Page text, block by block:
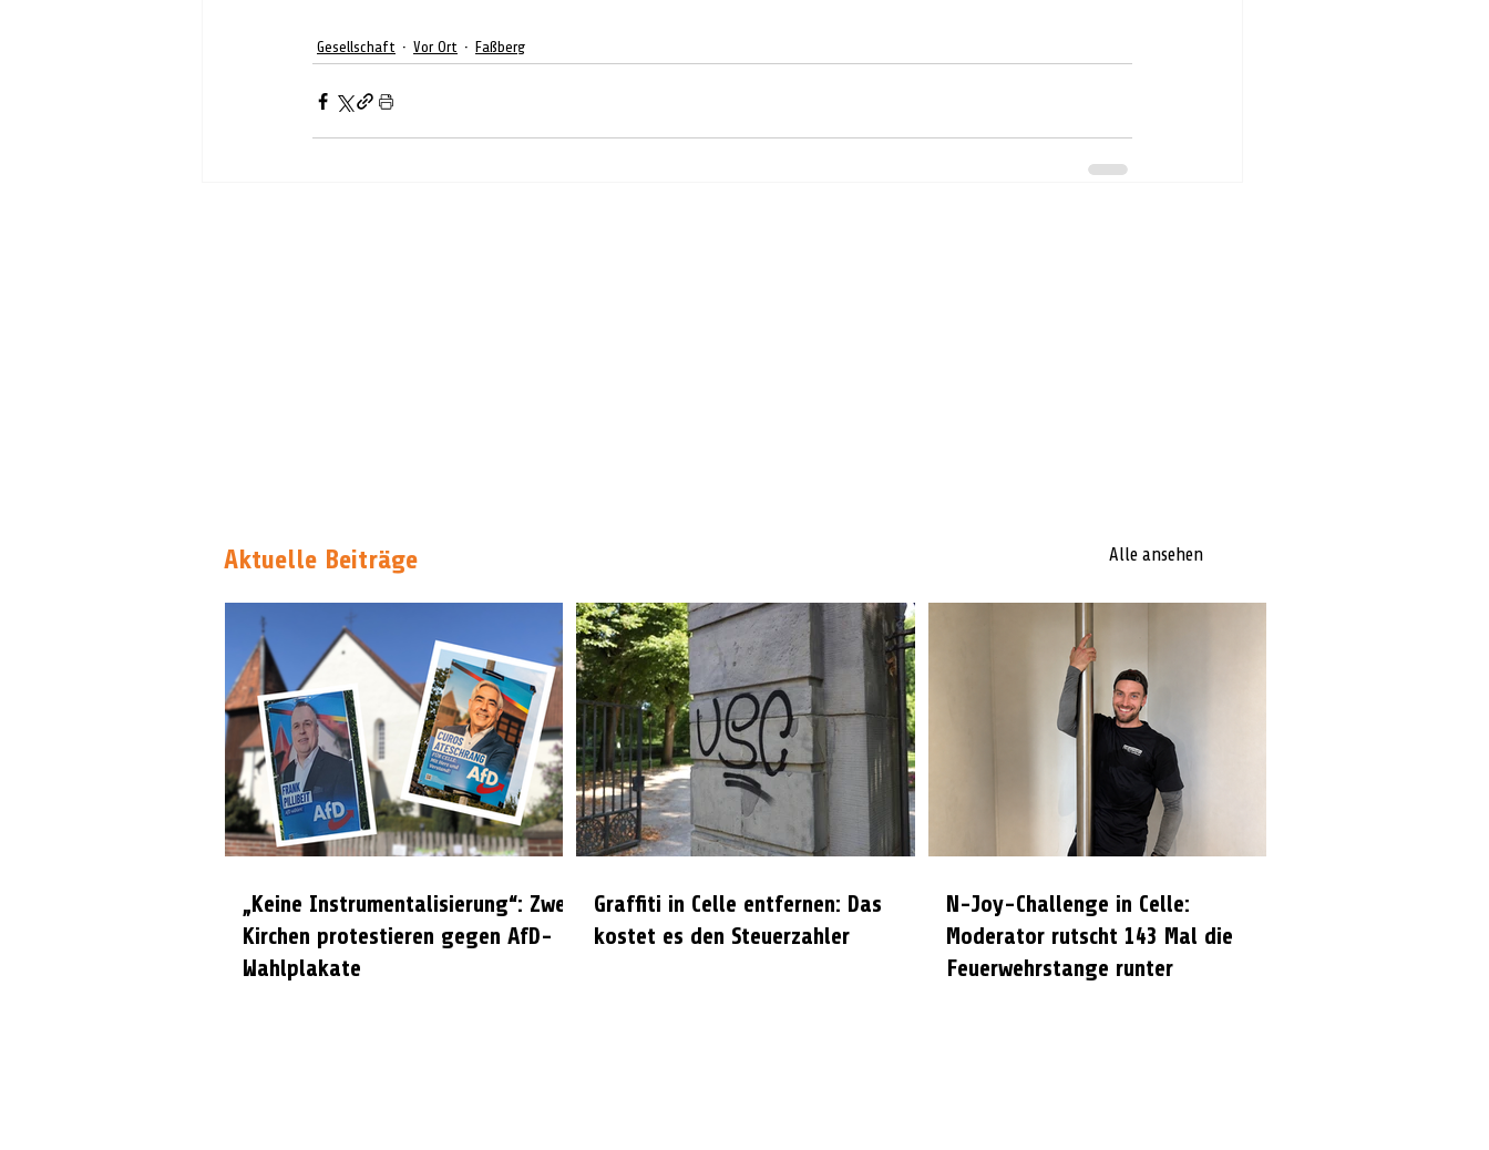
Gesellschaft Vor Ort Faßberg
Aktuelle Beiträge Alle ansehen
„Keine Instrumentalisierung“: Zwei
Kirchen protestieren gegen AfD-
Wahlplakate
Graffiti in Celle entfernen: Das
kostet es den Steuerzahler
N-Joy-Challenge in Celle:
Moderator rutscht 143 Mal die
Feuerwehrstange runter